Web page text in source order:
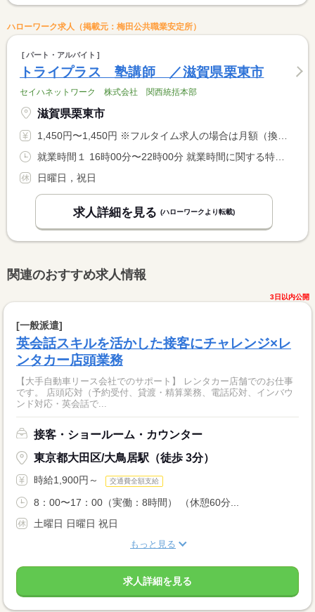
ハローワーク求人（掲載元：梅田公共職業安定所）
パート・アルバイト
トライプラス 塾講師 ／滋賀県栗東市
セイハネットワーク 株式会社 関西統括本部
滋賀県栗東市
1,450円〜1,450円 ※フルタイム求人の場合は月額（換算額）、パート求人の場合は時間額を表示しています。
就業時間１ 16時00分〜22時00分 就業時間に関する特記事項 平日・土曜日 <BR> ※シフト制 ※休憩時間法定通り <BR> ※勤務時間・曜日・日数 応相談 <BR> ※春期・夏期・冬期講習など応相談
日曜日，祝日
求人詳細を見る (ハローワークより転載)
関連のおすすめ求人情報
3日以内公開
[一般派遣]
英会話スキルを活かした接客にチャレンジ×レ
ンタカー店頭業務
【大手自動車リース会社でのサポート】 レンタカー店舗でのお仕事
です。 店頭応対（予約受付、貸渡・精算業務、電話応対、インバウ
ンド対応・英会話で...
接客・ショールーム・カウンター
東京都大田区/大鳥居駅（徒歩 3分）
時給1,900円～ 交通費全額支給
8：00〜17：00（実働：8時間） （休憩60分...
土曜日 日曜日 祝日
もっと見る
求人詳細を見る